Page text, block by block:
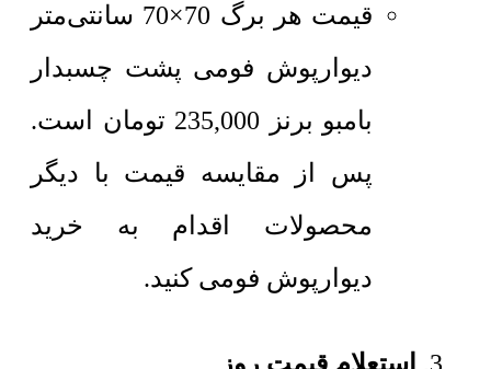
قیمت هر برگ 70×70 سانتی‌متر
دیوارپوش فومی پشت چسبدار
بامبو برنز 235,000 تومان است.
پس از مقایسه قیمت با دیگر
محصولات اقدام به خرید
دیوارپوش فومی کنید.